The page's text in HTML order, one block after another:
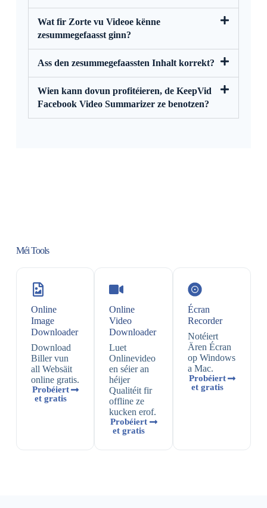
Wat fir Zorte vu Videoe kënne
zesummegefaasst ginn?
Ass den zesummegefaassten Inhalt korrekt?
Wien kann dovun profitéieren, de KeepVid
Facebook Video Summarizer ze benotzen?
Méi Tools
Online
Image
Downloader
Download
Biller vun
all Websäit
online gratis.
Probéiert
et gratis
Online
Video
Downloader
Luet
Onlinevideo
en séier an
héijer
Qualitéit fir
offline ze
kucken erof.
Probéiert
et gratis
Écran
Recorder
Notéiert
Ären Écran
op Windows
a Mac.
Probéiert
et gratis